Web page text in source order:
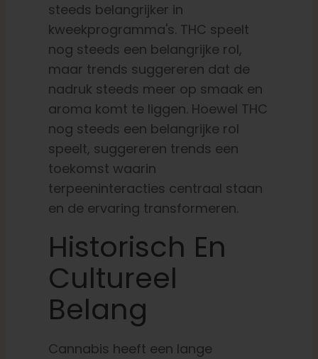
steeds belangrijker in
kweekprogramma's. THC speelt
nog steeds een belangrijke rol,
maar trends suggereren dat de
nadruk steeds meer op smaak en
aroma komt te liggen. Hoewel THC
nog steeds een belangrijke rol
speelt, suggereren trends een
toekomst waarin
terpeeninteracties centraal staan
en de ervaring transformeren.
Historisch En
Cultureel
Belang
Cannabis heeft een lange